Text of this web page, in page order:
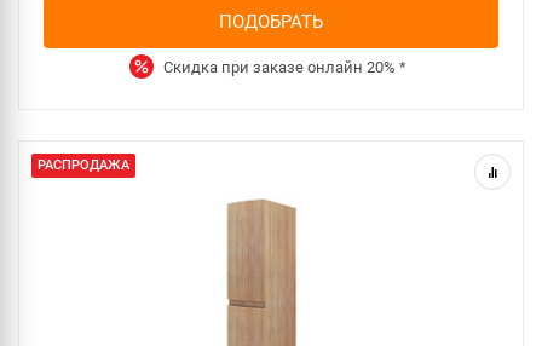
ПОДОБРАТЬ
Скидка при заказе онлайн 20% *
РАСПРОДАЖА